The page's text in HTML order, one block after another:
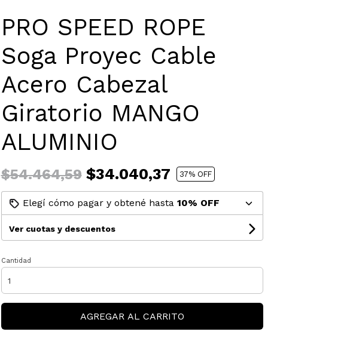
PRO SPEED ROPE
Soga Proyec Cable
Acero Cabezal
Giratorio MANGO
ALUMINIO
$54.464,59$34.040,37 37% OFF
Elegí cómo pagar y obtené hasta 10% OFF
Ver cuotas y descuentos
Cantidad
AGREGAR AL CARRITO